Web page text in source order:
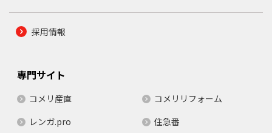
採用情報
専門サイト
コメリ産直
コメリリフォーム
レンガ.pro
住急番